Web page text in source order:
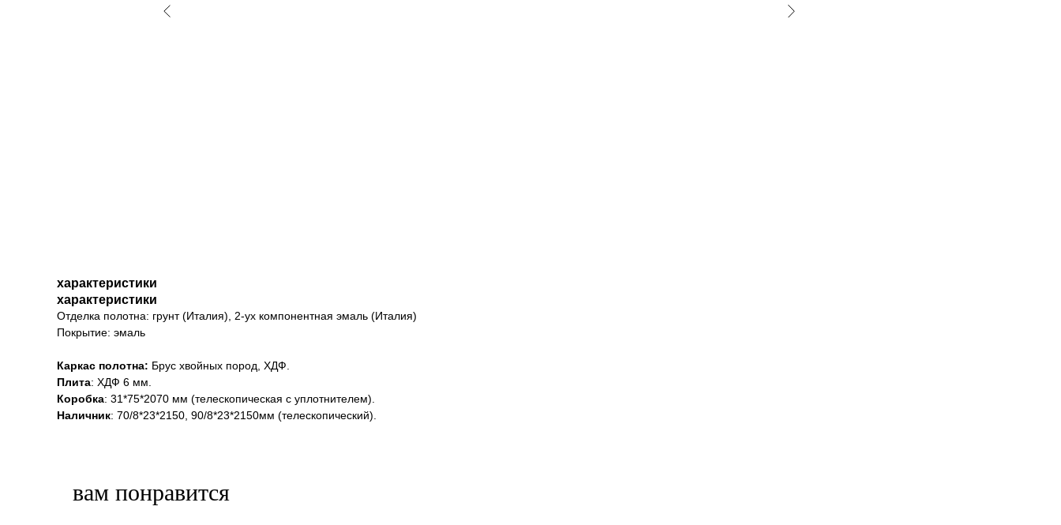
характеристики
характеристики
Отделка полотна: грунт (Италия), 2-ух компонентная эмаль (Италия)
Покрытие: эмаль
Каркас полотна: Брус хвойных пород, ХДФ.
Плита: ХДФ 6 мм.
Коробка: 31*75*2070 мм (телескопическая с уплотнителем).
Наличник: 70/8*23*2150, 90/8*23*2150мм (телескопический).
вам понравится